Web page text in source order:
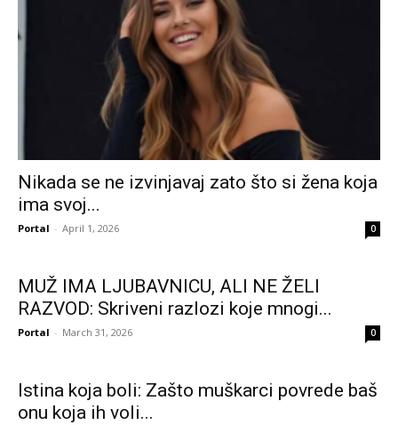
Nikada se ne izvinjavaj zato što si žena koja
ima svoj...
Portal - April 1, 2026 0
MUŽ IMA LJUBAVNICU, ALI NE ŽELI
RAZVOD: Skriveni razlozi koje mnogi...
Portal - March 31, 2026 0
Istina koja boli: Zašto muškarci povrede baš
onu koja ih voli...